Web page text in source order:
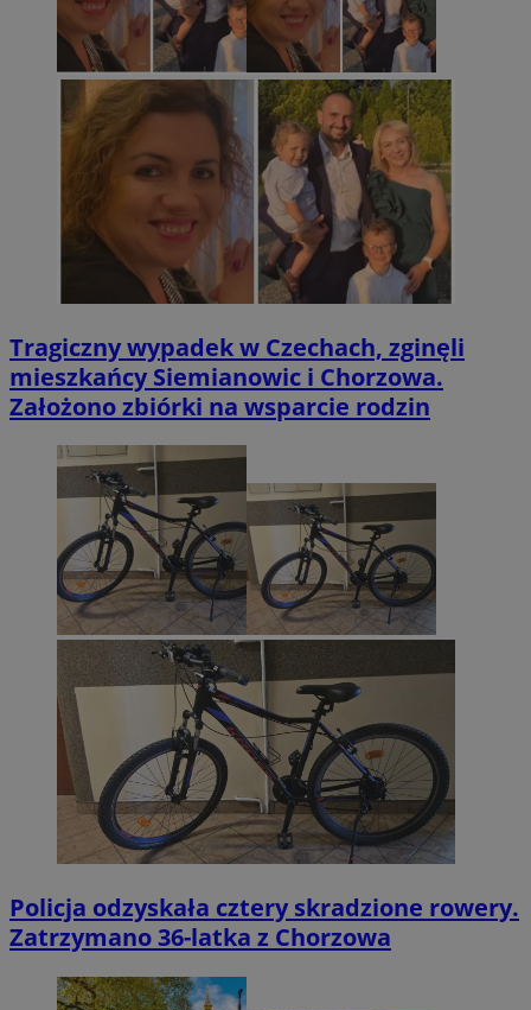
Tragiczny wypadek w Czechach, zginęli
mieszkańcy Siemianowic i Chorzowa.
Założono zbiórki na wsparcie rodzin
Policja odzyskała cztery skradzione rowery.
Zatrzymano 36-latka z Chorzowa